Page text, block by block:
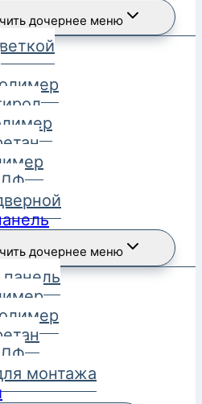
дочернее меню
дочернее меню
панель
монтажа